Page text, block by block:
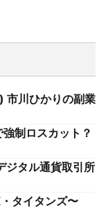
市川ひかりの副業
制ロスカット？
ジタル通貨取引所
タイタンズ〜